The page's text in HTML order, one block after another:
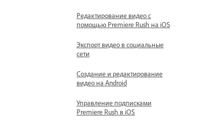
Редактирование видео с
помощью Premiere Rush на iOS
Экспорт видео в социальные
сети
Создание и редактирование
видео на Android
Управление подписками
Premiere Rush в iOS